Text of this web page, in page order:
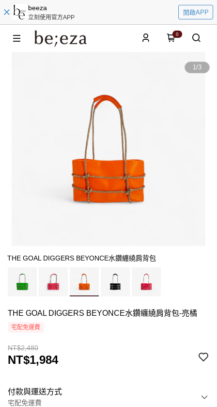
beeza
立刻使用官方APP
開啟APP
0
1/3
THE GOAL DIGGERS BEYONCE水鑽纏繞肩背包
THE GOAL DIGGERS BEYONCE水鑽纏繞肩背包-亮橘
宅配免運費
NT$2,480
NT$1,984
付款與運送方式
宅配免運費